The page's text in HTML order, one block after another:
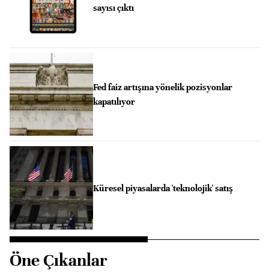
sayısı çıktı
Fed faiz artışına yönelik pozisyonlar
kapatılıyor
Küresel piyasalarda 'teknolojik' satış
Öne Çıkanlar